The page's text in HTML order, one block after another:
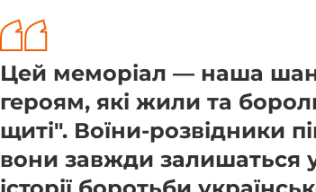
Цей меморіал ― наша
героям, які жили та
щиті". Воїни-розвідники
вони завжди залишаться